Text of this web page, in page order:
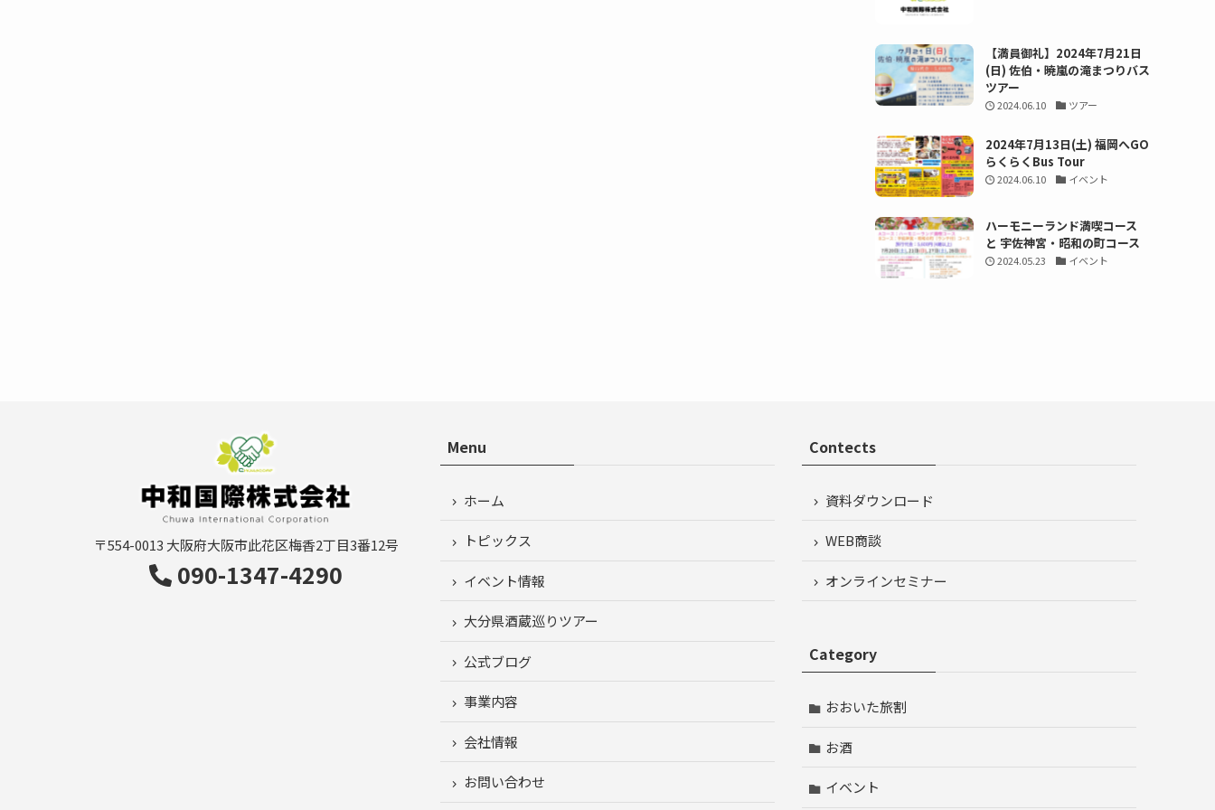
【満員御礼】2024年7月21日
(日) 佐伯・暁嵐の滝まつりバス
ツアー
2024.06.10 ツアー
2024年7月13日(土) 福岡へGO
らくらくBus Tour
2024.06.10 イベント
ハーモニーランド満喫コース
と 宇佐神宮・昭和の町コース
2024.05.23 イベント
〒554-0013 大阪府大阪市此花区梅香2丁目3番12号
090-1347-4290
Menu
ホーム
トピックス
イベント情報
大分県酒蔵巡りツアー
公式ブログ
事業内容
会社情報
お問い合わせ
Contects
資料ダウンロード
WEB商談
オンラインセミナー
Category
おおいた旅割
お酒
イベント